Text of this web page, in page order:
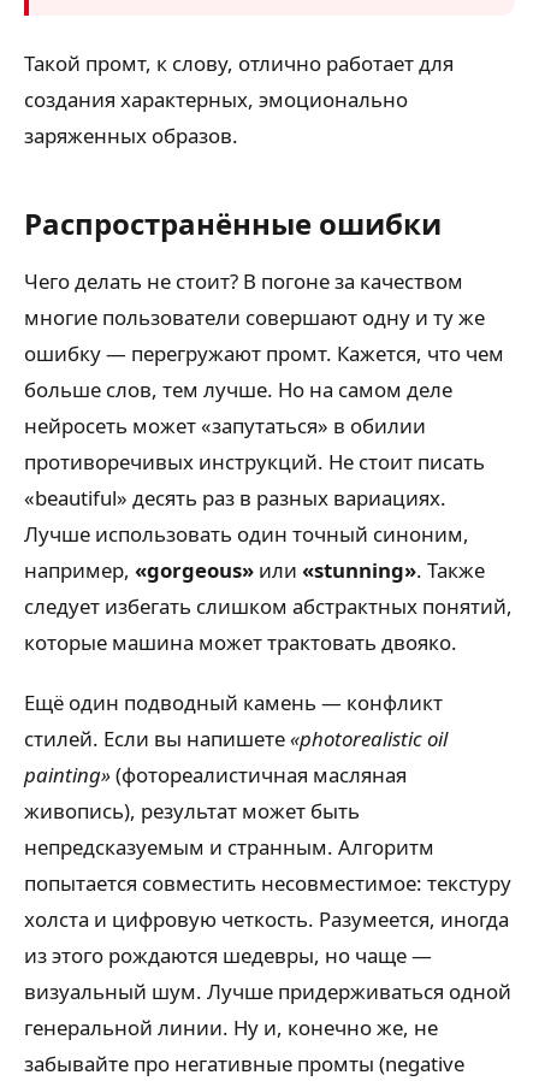
Такой промт, к слову, отлично работает для
создания характерных, эмоционально
заряженных образов.
Распространённые ошибки
Чего делать не стоит? В погоне за качеством
многие пользователи совершают одну и ту же
ошибку — перегружают промт. Кажется, что чем
больше слов, тем лучше. Но на самом деле
нейросеть может «запутаться» в обилии
противоречивых инструкций. Не стоит писать
«beautiful» десять раз в разных вариациях.
Лучше использовать один точный синоним,
например, «gorgeous» или «stunning». Также
следует избегать слишком абстрактных понятий,
которые машина может трактовать двояко.
Ещё один подводный камень — конфликт
стилей. Если вы напишете«photorealistic oil
painting»(фотореалистичная масляная
живопись), результат может быть
непредсказуемым и странным. Алгоритм
попытается совместить несовместимое: текстуру
холста и цифровую четкость. Разумеется, иногда
из этого рождаются шедевры, но чаще —
визуальный шум. Лучше придерживаться одной
генеральной линии. Ну и, конечно же, не
забывайте про негативные промты (negative